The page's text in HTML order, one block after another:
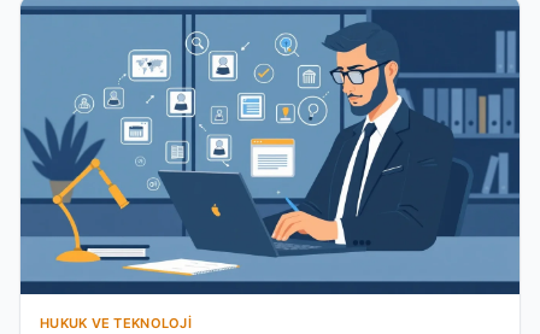
HUKUK VE TEKNOLOJI